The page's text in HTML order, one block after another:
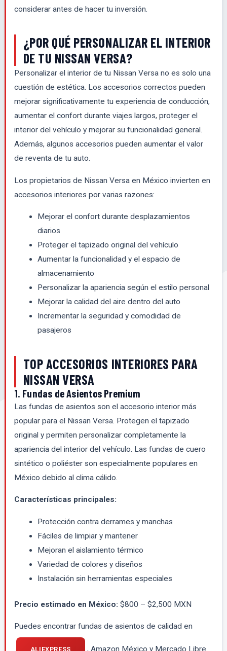
considerar antes de hacer tu inversión.
¿POR QUÉ PERSONALIZAR EL INTERIOR
DE TU NISSAN VERSA?
Personalizar el interior de tu Nissan Versa no es solo una
cuestión de estética. Los accesorios correctos pueden
mejorar significativamente tu experiencia de conducción,
aumentar el confort durante viajes largos, proteger el
interior del vehículo y mejorar su funcionalidad general.
Además, algunos accesorios pueden aumentar el valor
de reventa de tu auto.
Los propietarios de Nissan Versa en México invierten en
accesorios interiores por varias razones:
Mejorar el confort durante desplazamientos
diarios
Proteger el tapizado original del vehículo
Aumentar la funcionalidad y el espacio de
almacenamiento
Personalizar la apariencia según el estilo personal
Mejorar la calidad del aire dentro del auto
Incrementar la seguridad y comodidad de
pasajeros
TOP ACCESORIOS INTERIORES PARA
NISSAN VERSA
1. Fundas de Asientos Premium
Las fundas de asientos son el accesorio interior más
popular para el Nissan Versa. Protegen el tapizado
original y permiten personalizar completamente la
apariencia del interior del vehículo. Las fundas de cuero
sintético o poliéster son especialmente populares en
México debido al clima cálido.
Características principales:
Protección contra derrames y manchas
Fáciles de limpiar y mantener
Mejoran el aislamiento térmico
Variedad de colores y diseños
Instalación sin herramientas especiales
Precio estimado en México: $800 – $2,500 MXN
Puedes encontrar fundas de asientos de calidad en
ALIEXPRESS